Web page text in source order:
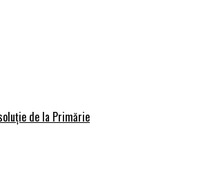
de la Primărie